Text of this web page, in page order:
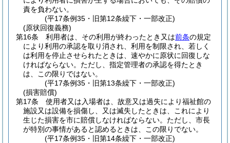
責を負わない。
(平17条例35・旧第12条繰下・一部改正)
(原状回復義務)
第16条
利用者は、その利用が終わったとき又は前条の規定
により利用の承認を取り消され、利用を制限され、若しく
は利用を停止させられたときは、速やかに原状に回復しな
ければならない。 ただし、指定管理者の承認を得たとき
は、この限りではない。
(平17条例35・旧第13条繰下・一部改正)
(損害賠償)
第17条
使用者又は入場者は、故意又は過失により福祉館の
施設又は設備を損傷し、又は滅失したときは、これにより
生じた損害を市に賠償しなければならない。 ただし、市長
が特別の事情があると認めるときは、この限りでない。
(平17条例35・旧第14条繰下・一部改正)